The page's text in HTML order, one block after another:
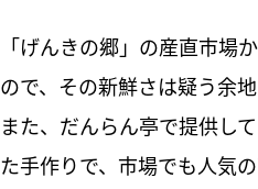
「げんきの郷」の産直市場
ので、その新鮮さは疑う余地
また、だんらん亭で提供し
た手作りで、市場でも人気の